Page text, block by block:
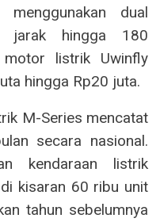
dual
jarak hingga 180
motor listrik Uwinfly
hingga Rp20 juta.
M-Series mencatat
secara nasional.
kendaraan listrik
kisaran 60 ribu unit
tahun sebelumnya